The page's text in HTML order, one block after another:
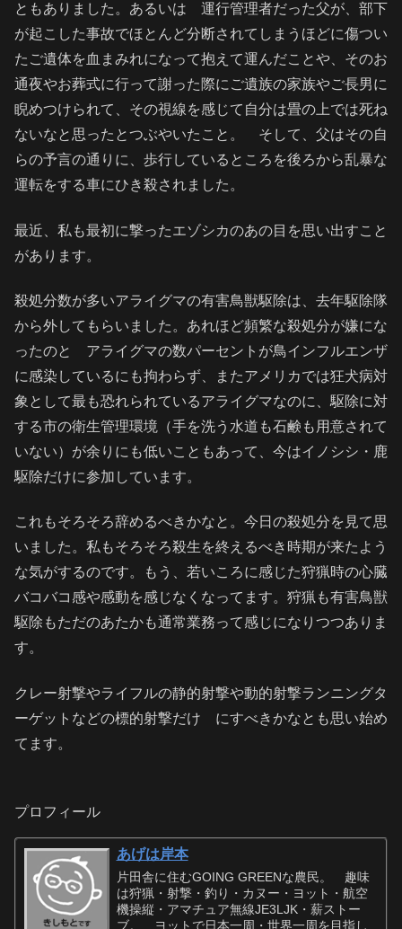
ともありました。あるいは 運行管理者だった父が、部下
が起こした事故でほとんど分断されてしまうほどに傷つい
たご遺体を血まみれになって抱えて運んだことや、そのお
通夜やお葬式に行って謝った際にご遺族の家族やご長男に
睨めつけられて、その視線を感じて自分は畳の上では死ね
ないなと思ったとつぶやいたこと。 そして、父はその自
らの予言の通りに、歩行しているところを後ろから乱暴な
運転をする車にひき殺されました。
最近、私も最初に撃ったエゾシカのあの目を思い出すこと
があります。
殺処分数が多いアライグマの有害鳥獣駆除は、去年駆除隊
から外してもらいました。あれほど頻繁な殺処分が嫌にな
ったのと アライグマの数パーセントが鳥インフルエンザ
に感染しているにも拘わらず、またアメリカでは狂犬病対
象として最も恐れられているアライグマなのに、駆除に対
する市の衛生管理環境（手を洗う水道も石鹸も用意されて
いない）が余りにも低いこともあって、今はイノシシ・鹿
駆除だけに参加しています。
これもそろそろ辞めるべきかなと。今日の殺処分を見て思
いました。私もそろそろ殺生を終えるべき時期が来たよう
な気がするのです。もう、若いころに感じた狩猟時の心臓
バコバコ感や感動を感じなくなってます。狩猟も有害鳥獣
駆除もただのあたかも通常業務って感じになりつつありま
す。
クレー射撃やライフルの静的射撃や動的射撃ランニングタ
ーゲットなどの標的射撃だけ にすべきかなとも思い始め
てます。
プロフィール
あげは岸本
片田舎に住むGOING GREENな農民。 趣味
は狩猟・射撃・釣り・カヌー・ヨット・航空
機操縦・アマチュア無線JE3LJK・薪ストー
ブ。 ヨットで日本一周・世界一周を目指し